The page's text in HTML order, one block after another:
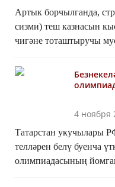
Артык борчылганда,
сизми) теш казнасын
чигәне тоташтыручы
һәм...
4 ноября
Татарстан укучылары
телләрен белү буенча
олимпиадасының